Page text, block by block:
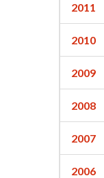
2011
2010
2009
2008
2007
2006